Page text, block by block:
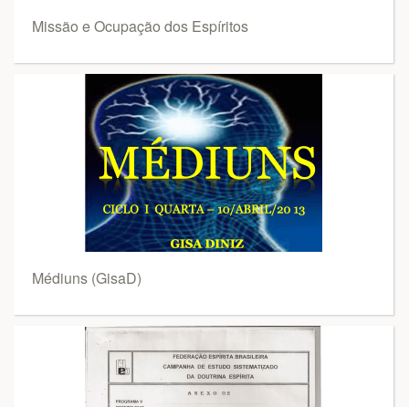
Missão e Ocupação dos Espíritos
Médiuns (GisaD)